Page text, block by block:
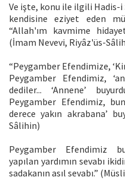
Ve işte, konu ile ilgili Hadis-
kendisine eziyet eden
“Allah'ım kavmime
(İmam Nevevi, Riyâz'üs-
“Peygamber Efendimize,
Peygamber Efendimiz,
dediler... ‘Annene’
Peygamber Efendimiz,
derece yakın akrabana’
Sâlihin)
Peygamber Efendimiz
yapılan yardımın sevabı
sadakanın asıl sevabı.”